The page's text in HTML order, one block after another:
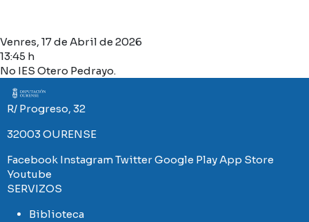
Venres, 17 de Abril de 2026
13:45 h
No IES Otero Pedrayo.
Imaxe
R/ Progreso, 32
32003 OURENSE
Facebook InstagramTwitterGoogle PlayApp Store
Youtube
SERVIZOS
Biblioteca